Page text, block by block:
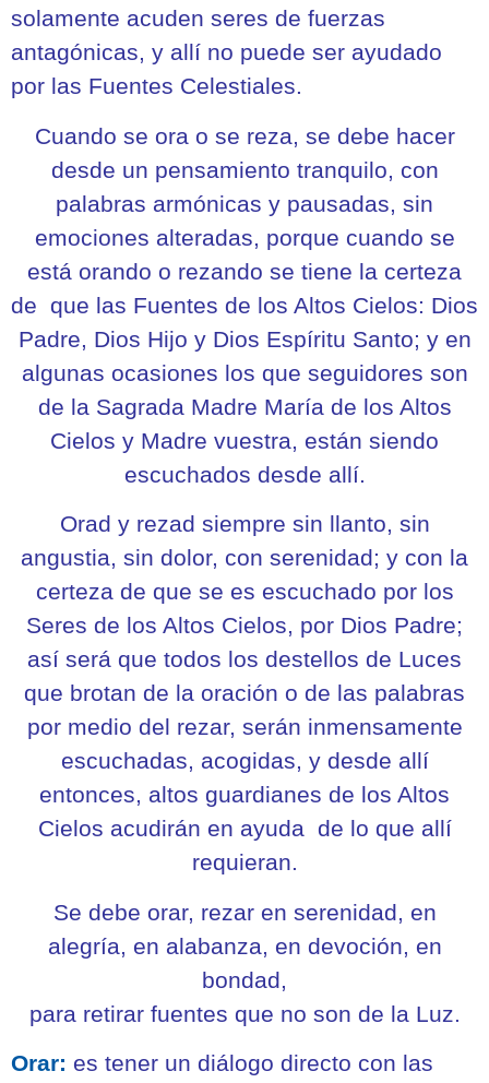
solamente acuden seres de fuerzas
antagónicas, y allí no puede ser ayudado
por las Fuentes Celestiales.
Cuando se ora o se reza, se debe hacer
desde un pensamiento tranquilo, con
palabras armónicas y pausadas, sin
emociones alteradas, porque cuando se
está orando o rezando se tiene la certeza
de que las Fuentes de los Altos Cielos: Dios
Padre, Dios Hijo y Dios Espíritu Santo; y en
algunas ocasiones los que seguidores son
de la Sagrada Madre María de los Altos
Cielos y Madre vuestra, están siendo
escuchados desde allí.
Orad y rezad siempre sin llanto, sin
angustia, sin dolor, con serenidad; y con la
certeza de que se es escuchado por los
Seres de los Altos Cielos, por Dios Padre;
así será que todos los destellos de Luces
que brotan de la oración o de las palabras
por medio del rezar, serán inmensamente
escuchadas, acogidas, y desde allí
entonces, altos guardianes de los Altos
Cielos acudirán en ayuda de lo que allí
requieran.
Se debe orar, rezar en serenidad, en
alegría, en alabanza, en devoción, en
bondad,
para retirar fuentes que no son de la Luz.
Orar: es tener un diálogo directo con las